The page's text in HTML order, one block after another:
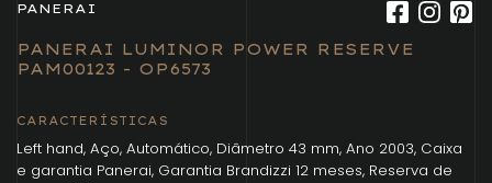
PANERAI
PANERAI LUMINOR POWER RESERVE
PAM00123 - OP6573
CARACTERÍSTICAS
Left hand, Aço, Automático, Diâmetro 43 mm, Ano 2003, Caixa
e garantia Panerai, Garantia Brandizzi 12 meses, Reserva de